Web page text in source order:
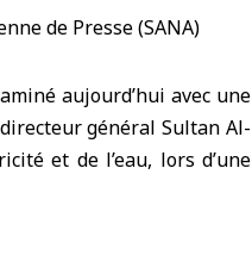
aujourd’hui avec une
général Sultan Al-
et de l’eau, lors d’une